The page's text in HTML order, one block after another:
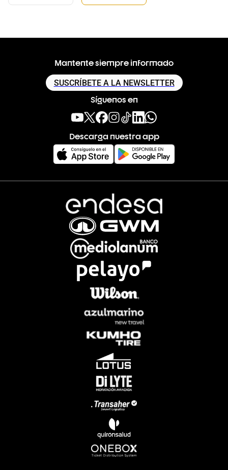
Mantente siempre informado
SUSCRÍBETE A LA NEWSLETTER
Síguenos en
Descarga nuestra app